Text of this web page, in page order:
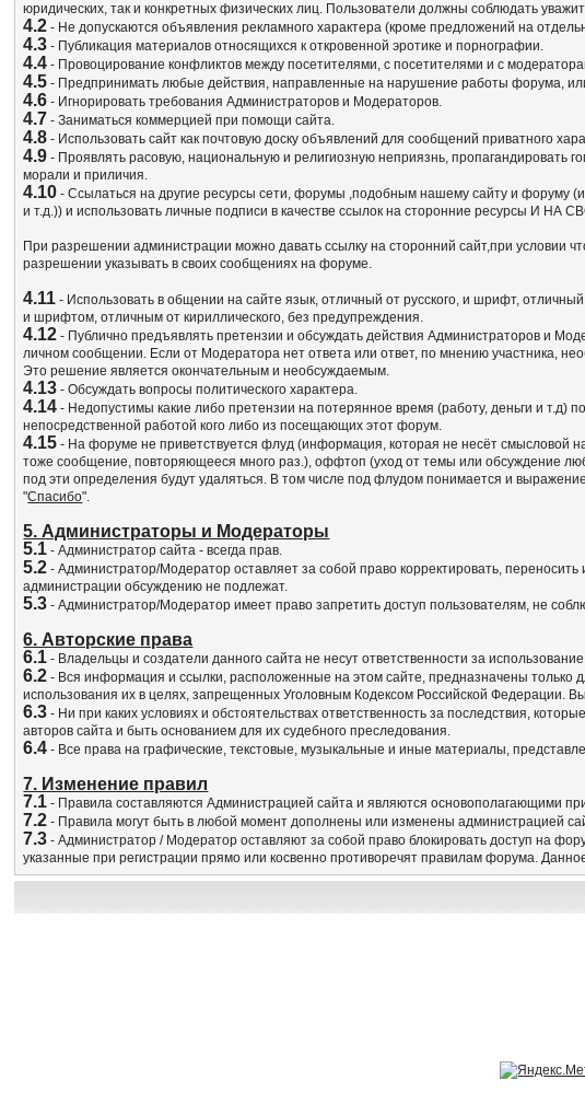
юридических, так и конкретных физических лиц. Пользователи должны соблюдать
4.2 - Не допускаются объявления рекламного характера (кроме предложений на
4.3 - Публикация материалов относящихся к откровенной эротике и порнографии.
4.4 - Провоцирование конфликтов между посетителями, с посетителями и с
4.5 - Предпринимать любые действия, направленные на нарушение работы форума,
4.6 - Игнорировать требования Администраторов и Модераторов.
4.7 - Заниматься коммерцией при помощи сайта.
4.8 - Использовать сайт как почтовую доску объявлений для сообщений приватного
4.9 - Проявлять расовую, национальную и религиозную неприязнь, пропагандировать
морали и приличия.
4.10 - Ссылаться на другие ресурсы сети, форумы ,подобным нашему сайту и форуму
и т.д.)) и использовать личные подписи в качестве ссылок на сторонние ресурсы И
При разрешении администрации можно давать ссылку на сторонний сайт,при условии
разрешении указывать в своих сообщениях на форуме.
4.11 - Использовать в общении на сайте язык, отличный от русского, и шрифт,
и шрифтом, отличным от кириллического, без предупреждения.
4.12 - Публично предъявлять претензии и обсуждать действия Администраторов и
личном сообщении. Если от Модератора нет ответа или ответ, по мнению участника,
Это решение является окончательным и необсуждаемым.
4.13 - Обсуждать вопросы политического характера.
4.14 - Недопустимы какие либо претензии на потерянное время (работу, деньги и т.д)
непосредственной работой кого либо из посещающих этот форум.
4.15 - На форуме не приветствуется флуд (информация, которая не несёт смысловой
тоже сообщение, повторяющееся много раз.), оффтоп (уход от темы или обсуждение
под эти определения будут удаляться. В том числе под флудом понимается и
"Спасибо".
5. Администраторы и Модераторы
5.1 - Администратор сайта - всегда прав.
5.2 - Администратор/Модератор оставляет за собой право корректировать,
администрации обсуждению не подлежат.
5.3 - Администратор/Модератор имеет право запретить доступ пользователям, не
6. Авторские права
6.1 - Владельцы и создатели данного сайта не несут ответственности за
6.2 - Вся информация и ссылки, расположенные на этом сайте, предназначены только
использования их в целях, запрещенных Уголовным Кодексом Российской
6.3 - Ни при каких условиях и обстоятельствах ответственность за последствия,
авторов сайта и быть основанием для их судебного преследования.
6.4 - Все права на графические, текстовые, музыкальные и иные материалы,
7. Изменение правил
7.1 - Правила составляются Администрацией сайта и являются основополагающими
7.2 - Правила могут быть в любой момент дополнены или изменены администрацией
7.3 - Администратор / Модератор оставляют за собой право блокировать доступ на
указанные при регистрации прямо или косвенно противоречят правилам форума.